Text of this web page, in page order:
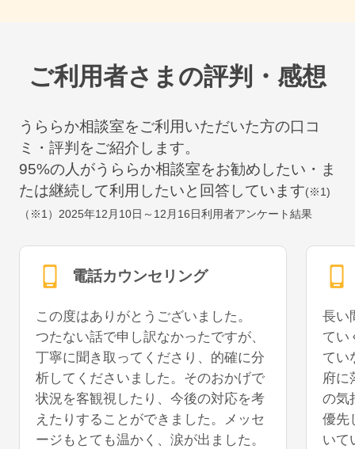
ご利用者さまの評判・感想
うららか相談室をご利用いただいた方の口コ
ミ・評判をご紹介します。
95%の人がうららか相談室をお勧めしたい・ま
たは継続して利用したいと回答しています(※1)
（※1） 2025年12月10日～12月16日利用者アンケート結果
電話カウンセリング
この度はありがとうございました。
つたない話で申し訳なかったですが、
丁寧に聞き取ってくださり、的確に分
析してくださいました。そのおかげで
状況を客観視したり、今後の対応を考
えたりすることができました。メッセ
ージもとても温かく、涙が出ました。
長い
てい
てい
府に
の気
優先
いて